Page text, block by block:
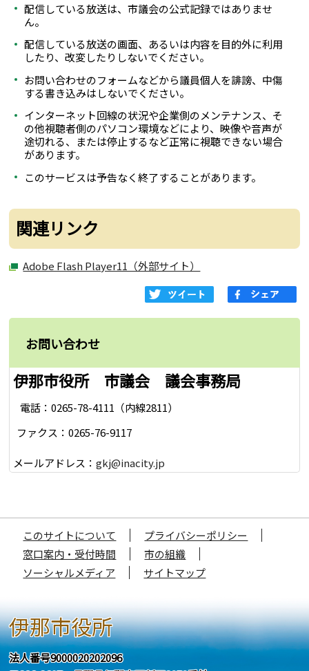
配信している放送は、市議会の公式記録ではありませ
ん。
配信している放送の画面、あるいは内容を目的外に利用
したり、改変したりしないでください。
お問い合わせのフォームなどから議員個人を誹謗、中傷
する書き込みはしないでください。
インターネット回線の状況や企業側のメンテナンス、そ
の他視聴者側のパソコン環境などにより、映像や音声が
途切れる、または停止するなど正常に視聴できない場合
があります。
このサービスは予告なく終了することがあります。
関連リンク
Adobe Flash Player11（外部サイト）
お問い合わせ
伊那市役所 市議会 議会事務局
電話：0265-78-4111（内線2811）
ファクス：0265-76-9117
メールアドレス：gkj@inacity.jp
このサイトについて
プライバシーポリシー
窓口案内・受付時間
市の組織
ソーシャルメディア
サイトマップ
伊那市役所
法人番号9000020202096